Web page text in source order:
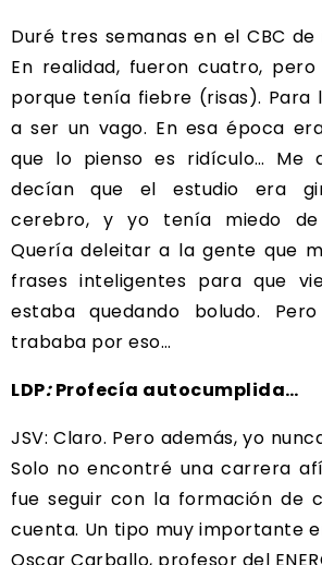
Duré tres semanas en el CBC de
En realidad, fueron cuatro,
porque tenía fiebre (risas). Para
a ser un vago. En esa época
que lo pienso es ridículo… Me
decían que el estudio era
cerebro, y yo tenía miedo de
Quería deleitar a la gente que
frases inteligentes para que
estaba quedando boludo.
trababa por eso…
LDP:Profecía autocumplida…
JSV: Claro. Pero además, yo
Solo no encontré una carrera
fue seguir con la formación de
cuenta. Un tipo muy importante